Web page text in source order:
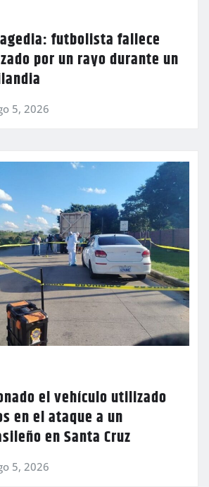
futbolista fallece
por un rayo durante un
5, 2026
el vehículo utilizado
en el ataque a un
en Santa Cruz
5, 2026